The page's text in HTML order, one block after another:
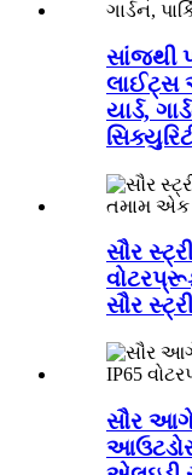
સાંજથી
લાઈટ્સ
યાર્ડ,
સૌર
સૌર
સૌર